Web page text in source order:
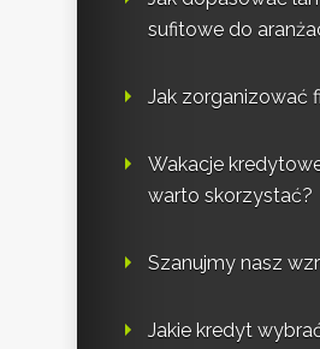
sufitowe do
Jak zorganizować
Wakacje
warto skorzystać?
Szanujmy nasz
Jakie kredyt